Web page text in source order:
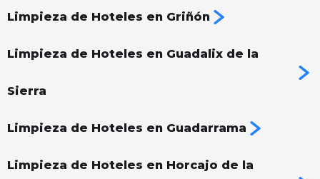
Limpieza de Hoteles en Griñón
Limpieza de Hoteles en Guadalix de la
Sierra
Limpieza de Hoteles en Guadarrama
Limpieza de Hoteles en Horcajo de la